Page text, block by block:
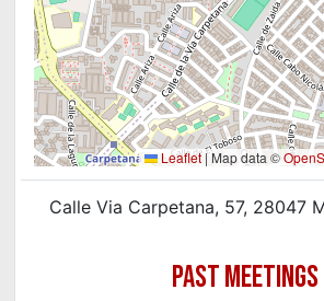
Leaflet |Map data ©
Calle Via Carpetana, 57, 28047
PAST MEETINGS